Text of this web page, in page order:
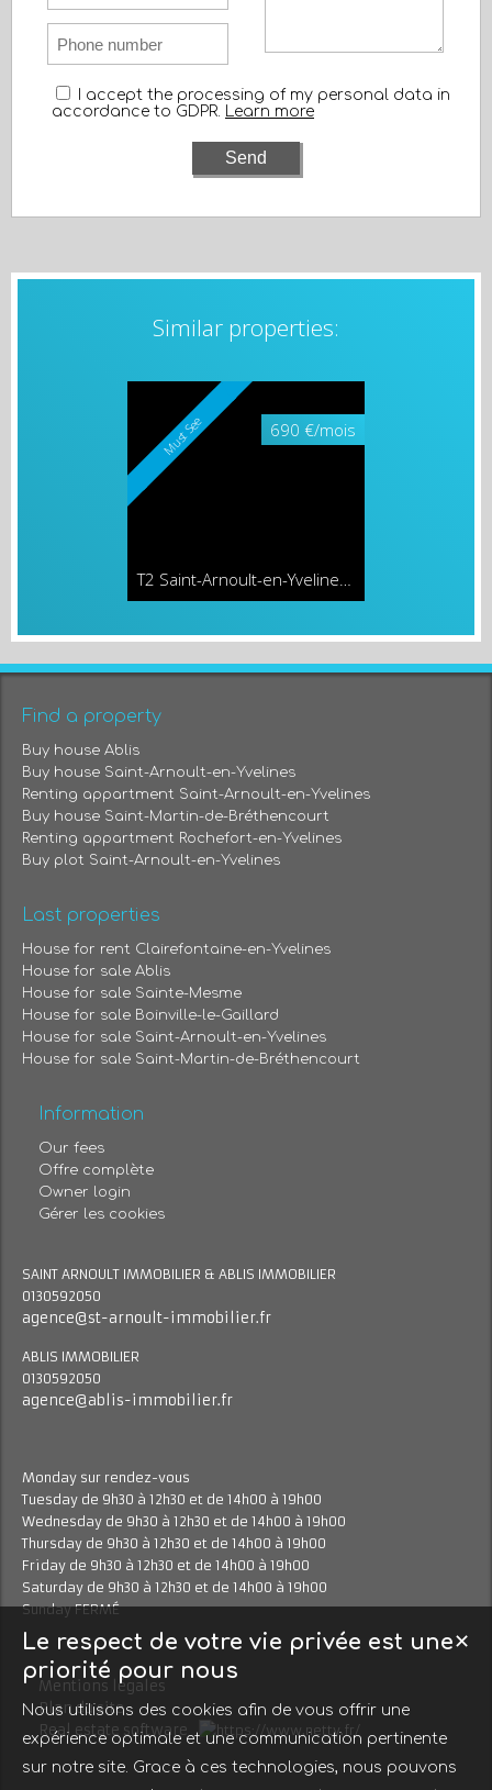
Similar properties:
Must See 690 €/mois
T2 Saint-Arnoult-en-Yvelines
I accept the processing of my personal data in
accordance to GDPR. Learn more
Find a property
Buy house Ablis
Buy house Saint-Arnoult-en-Yvelines
Renting appartment Saint-Arnoult-en-Yvelines
Buy house Saint-Martin-de-Bréthencourt
Renting appartment Rochefort-en-Yvelines
Buy plot Saint-Arnoult-en-Yvelines
Last properties
House for rent Clairefontaine-en-Yvelines
House for sale Ablis
House for sale Sainte-Mesme
House for sale Boinville-le-Gaillard
House for sale Saint-Arnoult-en-Yvelines
House for sale Saint-Martin-de-Bréthencourt
Information
Our fees
Offre complète
Owner login
Gérer les cookies
SAINT ARNOULT IMMOBILIER & ABLIS IMMOBILIER
0130592050
agence@st-arnoult-immobilier.fr
ABLIS IMMOBILIER
0130592050
agence@ablis-immobilier.fr
Monday sur rendez-vous
Tuesday de 9h30 à 12h30 et de 14h00 à 19h00
Wednesday de 9h30 à 12h30 et de 14h00 à 19h00
Thursday de 9h30 à 12h30 et de 14h00 à 19h00
Friday de 9h30 à 12h30 et de 14h00 à 19h00
Saturday de 9h30 à 12h30 et de 14h00 à 19h00
Sunday FERMÉ
Mentions légales
Plan du site
Real estate software
✕
Le respect de votre vie privée est une
priorité pour nous
Nous utilisons des cookies afin de vous offrir une
expérience optimale et une communication pertinente
sur notre site. Grace à ces technologies, nous pouvons